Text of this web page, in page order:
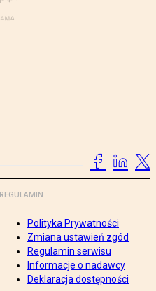
REGULAMIN
Polityka Prywatności
Zmiana ustawień zgód
Regulamin serwisu
Informacje o nadawcy
Deklaracja dostępności